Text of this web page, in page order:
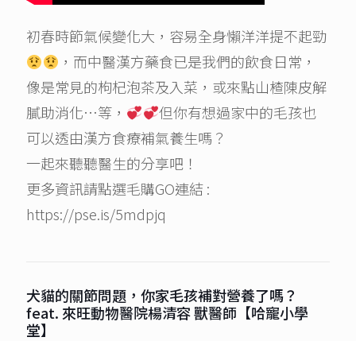
初春時節氣候變化大，容易全身懶洋洋提不起勁
，而中醫漢方藥食已是我們的飲食日常，
像是常見的枸杞泡茶及入菜，或來點山楂陳皮解
膩助消化…等，
但你有想過家中的毛孩也
可以透由漢方食療補氣養生嗎？
一起來聽聽醫生的分享吧！
更多資訊請點選毛購GO連結 :
https://pse.is/5mdpjq
犬貓的關節問題，你家毛孩補對營養了嗎？
feat. 來旺動物醫院楊清容 獸醫師【哈寵小學
堂】